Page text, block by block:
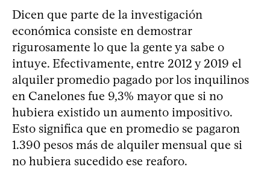
Dicen que parte de la investigación
económica consiste en demostrar
rigurosamente lo que la gente ya sabe o
intuye. Efectivamente, entre 2012 y 2019 el
alquiler promedio pagado por los inquilinos
en Canelones fue 9,3% mayor que si no
hubiera existido un aumento impositivo.
Esto significa que en promedio se pagaron
1.390 pesos más de alquiler mensual que si
no hubiera sucedido ese reaforo.